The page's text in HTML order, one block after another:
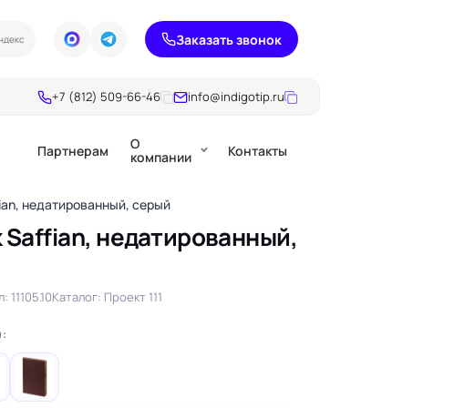
Заказать звонок
+7 (812) 509-66-46 info@indigotip.ru
/ Крючки
бирки
Каталоги
Партнерам О
компании Контакты
недатированный, серый
недатированный,
11105.10Каталог: Проект 111